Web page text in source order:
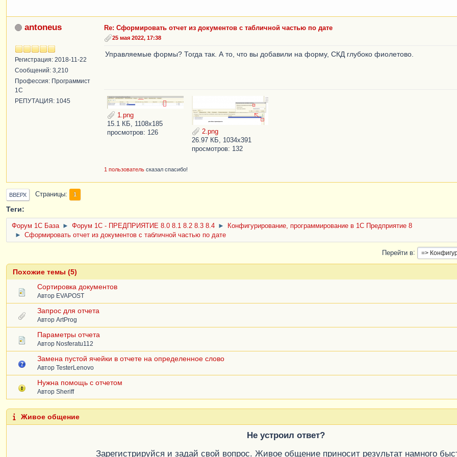
antoneus
Регистрация: 2018-11-22
Сообщений: 3,210
Профессия: Программист
1С
РЕПУТАЦИЯ: 1045
Re: Сформировать отчет из документов с табличной частью по дате
25 мая 2022, 17:38
Управляемые формы? Тогда так. А то, что вы добавили на форму, СКД глубоко фиолетово.
1.png
15.1 КБ, 1108x185
просмотров: 126
2.png
26.97 КБ, 1034x391
просмотров: 132
1 пользователь сказал спасибо!
ВВЕРХ Страницы 1
Теги:
Форум 1C База ► Форум 1С - ПРЕДПРИЯТИЕ 8.0 8.1 8.2 8.3 8.4 ►
Конфигурирование, программирование в 1С Предприятие 8
►
Сформировать отчет из документов с табличной частью по дате
Перейти в
Похожие темы (5)
Сортировка документов
Автор EVAPOST
Запрос для отчета
Автор ArtProg
Параметры отчета
Автор Nosferatu112
Замена пустой ячейки в отчете на определенное слово
Автор TesterLenovo
Нужна помощь с отчетом
Автор Sheriff
Живое общение
Не устроил ответ?
Зарегистрируйся и задай свой вопрос. Живое общение приносит результат намного